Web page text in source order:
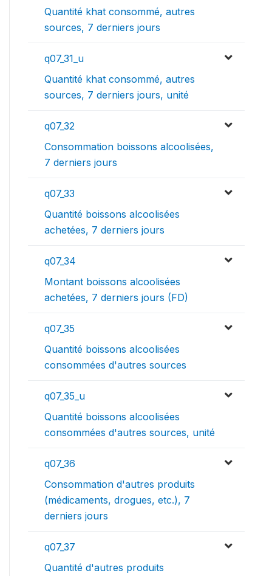
Quantité khat consommé, autres
sources, 7 derniers jours
q07_31_u
Quantité khat consommé, autres
sources, 7 derniers jours, unité
q07_32
Consommation boissons alcoolisées,
7 derniers jours
q07_33
Quantité boissons alcoolisées
achetées, 7 derniers jours
q07_34
Montant boissons alcoolisées
achetées, 7 derniers jours (FD)
q07_35
Quantité boissons alcoolisées
consommées d'autres sources
q07_35_u
Quantité boissons alcoolisées
consommées d'autres sources, unité
q07_36
Consommation d'autres produits
(médicaments, drogues, etc.), 7
derniers jours
q07_37
Quantité d'autres produits